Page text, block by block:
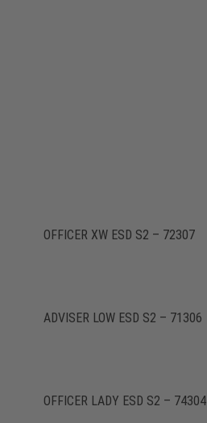
OFFICER XW ESD S2 – 72307
ADVISER LOW ESD S2 – 71306
OFFICER LADY ESD S2 – 74304